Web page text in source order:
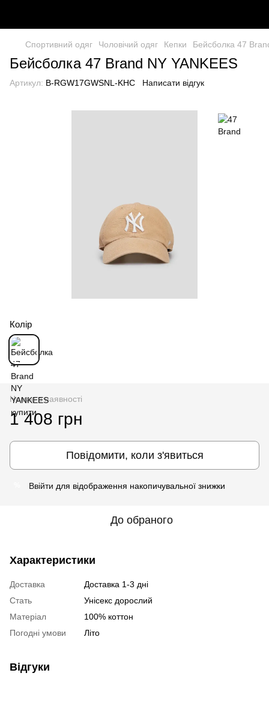
Спортивний одяг Чоловічий одяг Кепки Бейсболка 47
Бейсболка 47 Brand NY YANKEES
Артикул: B-RGW17GWSNL-KHC Написати відгук
Колір
Немає в наявності
1 408 грн
Повідомити, коли з'явиться
Ввійти для відображення накопичувальної знижки
До обраного
Характеристики
Доставка
Доставка 1-3 дні
Стать
Унісекс дорослий
Матеріал
100% коттон
Погодні умови
Літо
Відгуки